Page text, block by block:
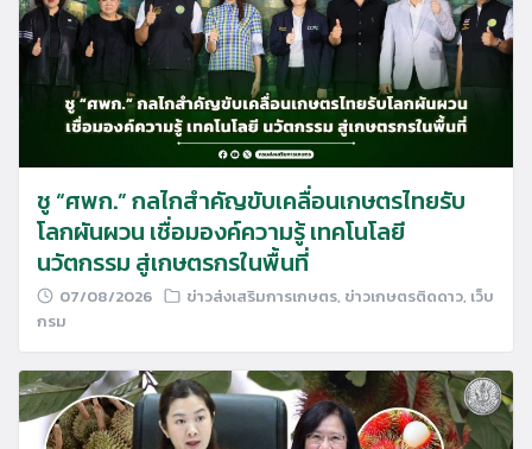
ชู “ศพก.” กลไกสำคัญขับเคลื่อนเกษตรไทยรับ
โลกผันผวน เชื่อมองค์ความรู้ เทคโนโลยี
นวัตกรรม สู่เกษตรกรในพื้นที่
07/08/2026 ข่าวส่งเสริมการเกษตร, ข่าวเกษตรติดดาว, เว็บ
กรม